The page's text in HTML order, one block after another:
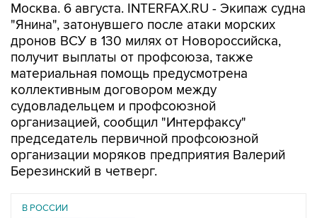
Москва. 6 августа. INTERFAX.RU - Экипаж судна
"Янина", затонувшего после атаки морских
дронов ВСУ в 130 милях от Новороссийска,
получит выплаты от профсоюза, также
материальная помощь предусмотрена
коллективным договором между
судовладельцем и профсоюзной
организацией, сообщил "Интерфаксу"
председатель первичной профсоюзной
организации моряков предприятия Валерий
Березинский в четверг.
В РОССИИ